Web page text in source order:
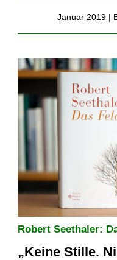
Januar 2019 |
Robert Seethaler:
„Keine Stille.